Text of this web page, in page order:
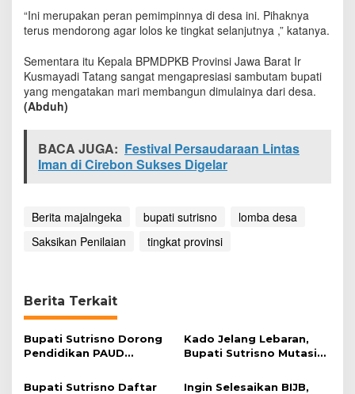
g
k
t
P
n
s
“Ini merupakan peran pemimpinnya di desa ini. Pihaknya
terus mendorong agar lolos ke tingkat selanjutnya ,” katanya.
Sementara itu Kepala BPMDPKB Provinsi Jawa Barat Ir
Kusmayadi Tatang sangat mengapresiasi sambutam bupati
yang mengatakan mari membangun dimulainya dari desa.
(Abduh)
BACA JUGA: Festival Persaudaraan Lintas
Iman di Cirebon Sukses Digelar
Berita majalngeka bupati sutrisno
lomba desa
Saksikan Penilaian
tingkat provinsi
Berita Terkait
Bupati Sutrisno Dorong
Pendidikan PAUD
Kado Jelang Lebaran,
Bupati Sutrisno Mutasi
Bupati Sutrisno Daftar
Ingin Selesaikan BIJB,